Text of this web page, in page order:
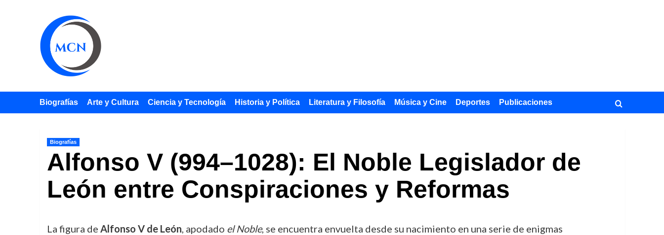
Biografías Arte y Cultura Ciencia y Tecnología Historia y Política Literatura y Filosofía Música y Cine Deportes Publicaciones
Biografías
Alfonso V (994–1028): El Noble Legislador de
León entre Conspiraciones y Reformas
La figura de Alfonso V de León, apodado el Noble, se encuentra envuelta desde su nacimiento en una serie de enigmas